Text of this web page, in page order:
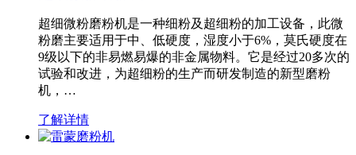
超细微粉磨粉机是一种细粉及超细粉的加工设备，此微
粉磨主要适用于中、低硬度，湿度小于6%，莫氏硬度在
9级以下的非易燃易爆的非金属物料。它是经过20多次的
试验和改进，为超细粉的生产而研发制造的新型磨粉
机，…
了解详情